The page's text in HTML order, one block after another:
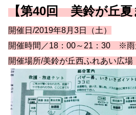
【第40回 美鈴が丘夏
開催日 /2019年8月3日
（土）
開催時間／18：00～21：30
※雨
開催場所/美鈴が丘西ふれあい広場